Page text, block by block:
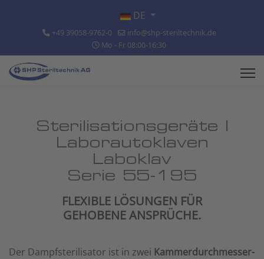
Sprache auswählen
DE
+49 39058-9762-0
info@shp-steriltechnik.de
Mo - Fr 08:00-16:30
Sterilisationsgeräte |
Laborautoklaven
Laboklav
Serie 55-195
FLEXIBLE LÖSUNGEN FÜR
GEHOBENE ANSPRÜCHE.
Der Dampfsterilisator ist in zwei Kammerdurchmesser-